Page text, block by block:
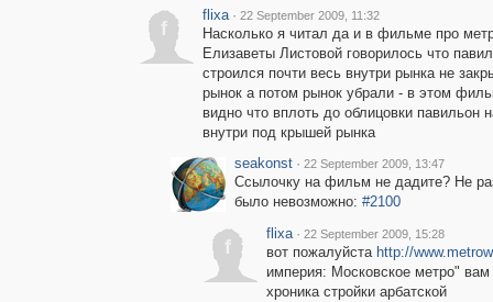
f
flixa · 22 September 2009, 11:32
Насколько я читал да и в фильме про
Елизаветы Листовой говорилось что
строился почти весь внутри рынка не
рынок а потом рынок убрали - в этом
видно что вплоть до облицовки павильон
внутри под крышей рынка
seakonst · 22 September 2009, 13:47
Ссылочку на фильм не дадите? Не
было невозможно: #2100
f
flixa · 22 September 2009, 15:28
вот пожалуйста http://
империя: Московское метро"
хроника стройки арбатской